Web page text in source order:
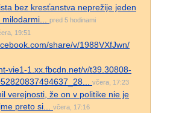
bez kresťanstva neprežije jeden
pred 5 hodinami
19:51
share/v/1988VXfJwn/
vie1-1.xx.fbcdn.net/v/t39.30808-
včera, 17:23
verejnosti, že on v politike nie je
preto si...
včera, 17:16